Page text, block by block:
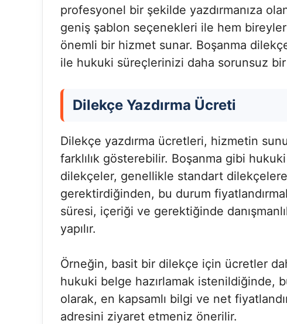
profesyonel bir şekilde yazdırmanıza
geniş şablon seçenekleri ile hem
önemli bir hizmet sunar. Boşanma
ile hukuki süreçlerinizi daha sorunsuz
Dilekçe Yazdırma Ücreti
Dilekçe yazdırma ücretleri, hizmetin
farklılık gösterebilir. Boşanma gibi
dilekçeler, genellikle standart
gerektirdiğinden, bu durum
süresi, içeriği ve gerektiğinde
yapılır.
Örneğin, basit bir dilekçe için ücretler
hukuki belge hazırlamak istenildiğinde,
olarak, en kapsamlı bilgi ve net
adresini ziyaret etmeniz önerilir.